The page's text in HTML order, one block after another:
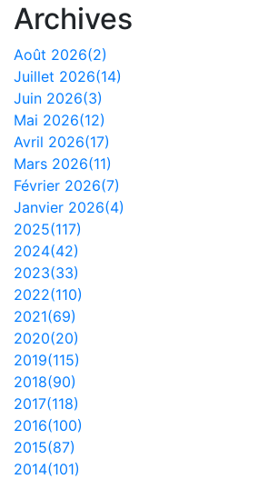
Archives
Août 2026(2)
Juillet 2026(14)
Juin 2026(3)
Mai 2026(12)
Avril 2026(17)
Mars 2026(11)
Février 2026(7)
Janvier 2026(4)
2025(117)
2024(42)
2023(33)
2022(110)
2021(69)
2020(20)
2019(115)
2018(90)
2017(118)
2016(100)
2015(87)
2014(101)